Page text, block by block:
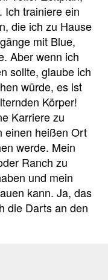
Ich trainiere ein
die ich zu Hause
mit Blue,
Aber wenn ich
sollte, glaube ich
würde, es ist
Körper!
Karriere zu
einen heißen Ort
werde. Mein
Ranch zu
und mein
kann. Ja, das
die Darts an den